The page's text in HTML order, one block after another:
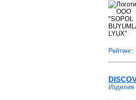
Рейтинг:
Изделия